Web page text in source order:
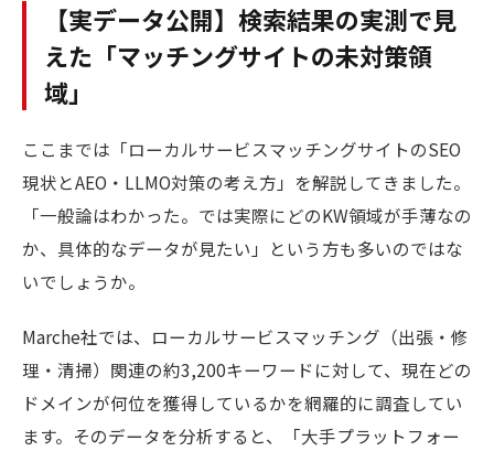
【実データ公開】検索結果の実測で見
えた「マッチングサイトの未対策領
域」
ここまでは「ローカルサービスマッチングサイトのSEO
現状とAEO・LLMO対策の考え方」を解説してきました。
「一般論はわかった。では実際にどのKW領域が手薄なの
か、具体的なデータが見たい」という方も多いのではな
いでしょうか。
Marche社では、ローカルサービスマッチング（出張・修
理・清掃）関連の約3,200キーワードに対して、現在どの
ドメインが何位を獲得しているかを網羅的に調査してい
ます。そのデータを分析すると、「大手プラットフォー